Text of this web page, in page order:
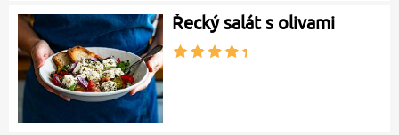
Řecký salát s olivami